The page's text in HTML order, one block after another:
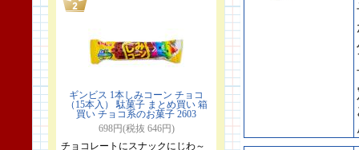
ギンビス 1本しみコーン チョコ
（15本入） 駄菓子 まとめ買い 箱
買い チョコ系のお菓子 2603
698円(税抜 646円)
チョコレートにスナックにじわ～